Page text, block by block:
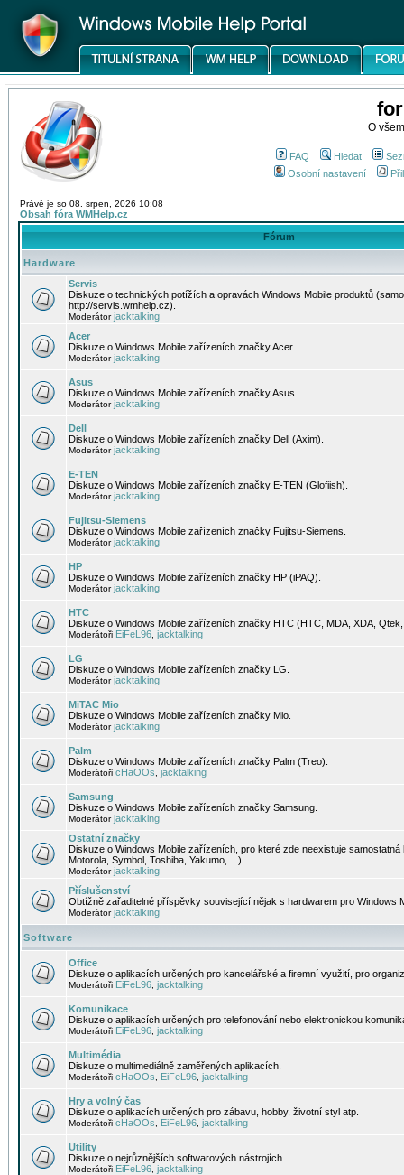
O
FAQ Hledat
Osobní nastavení
Právě je so 08. srpen, 2026 10:08
Obsah fóra WMHelp.cz
Fórum
Hardware
Servis
Diskuze o technických potížích a opravách Windows Mobile produktů
http://servis.wmhelp.cz).
Moderátorjacktalking
Acer
Diskuze o Windows Mobile zařízeních značky Acer.
Moderátorjacktalking
Asus
Diskuze o Windows Mobile zařízeních značky Asus.
Moderátorjacktalking
Dell
Diskuze o Windows Mobile zařízeních značky Dell (Axim).
Moderátorjacktalking
E-TEN
Diskuze o Windows Mobile zařízeních značky E-TEN (Glofiish).
Moderátorjacktalking
Fujitsu-Siemens
Diskuze o Windows Mobile zařízeních značky Fujitsu-Siemens.
Moderátorjacktalking
HP
Diskuze o Windows Mobile zařízeních značky HP (iPAQ).
Moderátorjacktalking
HTC
Diskuze o Windows Mobile zařízeních značky HTC (HTC, MDA, XDA,
Moderátoři EiFeL96 jacktalking
LG
Diskuze o Windows Mobile zařízeních značky LG.
Moderátorjacktalking
MiTAC Mio
Diskuze o Windows Mobile zařízeních značky Mio.
Moderátorjacktalking
Palm
Diskuze o Windows Mobile zařízeních značky Palm (Treo).
Moderátoři cHaOOs jacktalking
Samsung
Diskuze o Windows Mobile zařízeních značky Samsung.
Moderátorjacktalking
Ostatní značky
Diskuze o Windows Mobile zařízeních, pro které zde neexistuje
Motorola, Symbol, Toshiba, Yakumo, ...).
Moderátorjacktalking
Příslušenství
Obtížně zařaditelné příspěvky související nějak s hardwarem pro Windows
Moderátorjacktalking
Software
Office
Diskuze o aplikacích určených pro kancelářské a firemní využití, pro
Moderátoři EiFeL96 jacktalking
Komunikace
Diskuze o aplikacích určených pro telefonování nebo elektronickou
Moderátoři EiFeL96 jacktalking
Multimédia
Diskuze o multimediálně zaměřených aplikacích.
Moderátoři cHaOOs EiFeL96 jacktalking
Hry a volný čas
Diskuze o aplikacích určených pro zábavu, hobby, životní styl atp.
Moderátoři cHaOOs EiFeL96 jacktalking
Utility
Diskuze o nejrůznějších softwarových nástrojích.
Moderátoři EiFeL96 jacktalking